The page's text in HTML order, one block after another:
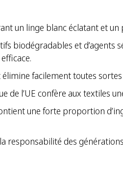
un linge blanc éclatant et un
biodégradables et
facilement toutes
de l’UE confère aux textiles
une forte proportion
responsabilité des